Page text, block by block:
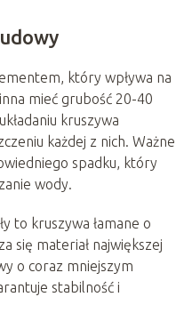
który wpływa na
mieć grubość 20-40
kruszywa
każdej z nich. Ważne
spadku, który
wody.
to kruszywa łamane o
się materiał największej
o coraz mniejszym
stabilność i